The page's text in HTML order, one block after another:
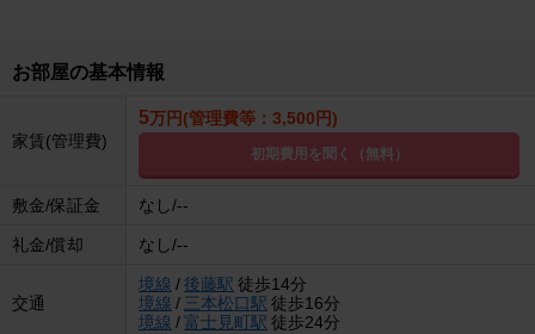
お部屋の基本情報
家賃(管理費)
5万円(管理費等：3,500円)
初期費用を聞く（無料）
敷金/保証金 なし/--
礼金/償却 なし/--
交通
境線 /後藤駅 徒歩14分
境線 / 三本松口駅 徒歩16分
境線 /富士見町駅 徒歩24分